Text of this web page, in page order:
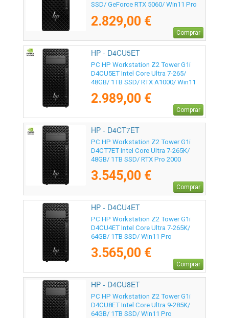
SSD/ GeForce RTX 5060/ Win11 Pro
2.829,00 €
Comprar
HP - D4CU5ET
PC HP Workstation Z2 Tower G1i
D4CU5ET Intel Core Ultra 7-265/
48GB/ 1TB SSD/ RTX A1000/ Win11
2.989,00 €
Comprar
HP - D4CT7ET
PC HP Workstation Z2 Tower G1i
D4CT7ET Intel Core Ultra 7-265K/
48GB/ 1TB SSD/ RTX Pro 2000
3.545,00 €
Comprar
HP - D4CU4ET
PC HP Workstation Z2 Tower G1i
D4CU4ET Intel Core Ultra 7-265K/
64GB/ 1TB SSD/ Win11 Pro
3.565,00 €
Comprar
HP - D4CU8ET
PC HP Workstation Z2 Tower G1i
D4CU8ET Intel Core Ultra 9-285K/
64GB/ 1TB SSD/ Win11 Pro